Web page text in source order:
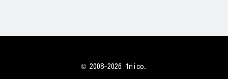
© 2008-2026 1nico.